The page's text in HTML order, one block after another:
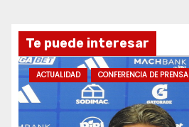
Te puede interesar
ACTUALIDAD CONFERENCIA DE PRENSA